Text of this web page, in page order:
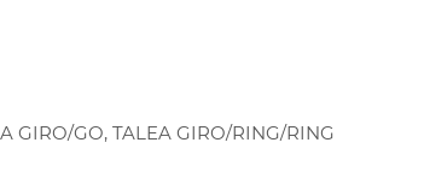
GIRO/GO, TALEA GIRO/RING/RING